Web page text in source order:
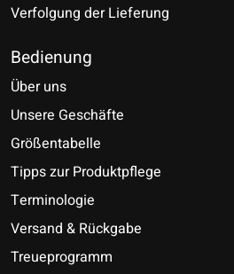
Verfolgung der Lieferung
Bedienung
Über uns
Unsere Geschäfte
Größentabelle
Tipps zur Produktpflege
Terminologie
Versand & Rückgabe
Treueprogramm